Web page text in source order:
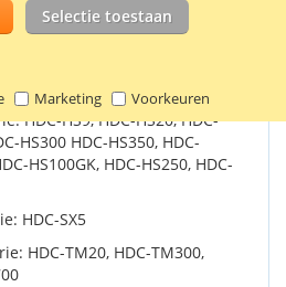
Selectie toestaan
Marketing Voorkeuren
HDC-SD3, HDC-SD5, HDC-
HDC-SD20, HDC-SD100,
HDC-SD600, HDC-SD707
HDC-HS9, HDC-HS20, HDC-
HS300 HDC-HS350, HDC-
HS100GK, HDC-HS250, HDC-
HDC-SX5
HDC-TM20, HDC-TM300,